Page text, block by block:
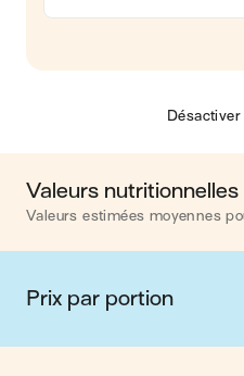
Valeurs nutritionnelles
Valeurs estimées moyennes
Calories
Matières grasses
Prix par portion
€